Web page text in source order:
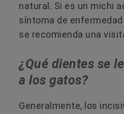
natural. Si es un michi
síntoma de
se recomienda una
¿Qué dientes se
a los gatos?
Generalmente, los